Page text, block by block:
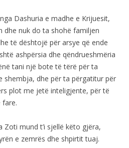
Dashuria e madhe e Krijuesit,
dhe nuk do ta shohë familjen
të dështojë për arsye që ende
ashpërsia dhe qëndrueshmëria
tani një bote të tërë për ta
shembja, dhe për ta përgatitur për
plot me jetë inteligjente, për të
fare.
Zoti mund t’i sjellë këto gjëra,
e zemrës dhe shpirtit tuaj.